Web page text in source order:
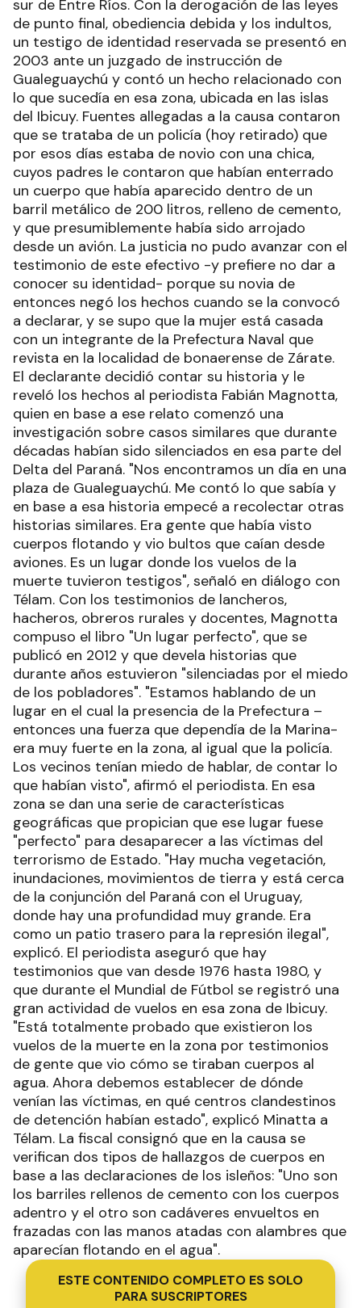
sur de Entre Ríos. Con la derogación de las leyes
de punto final, obediencia debida y los indultos,
un testigo de identidad reservada se presentó en
2003 ante un juzgado de instrucción de
Gualeguaychú y contó un hecho relacionado con
lo que sucedía en esa zona, ubicada en las islas
del Ibicuy. Fuentes allegadas a la causa contaron
que se trataba de un policía (hoy retirado) que
por esos días estaba de novio con una chica,
cuyos padres le contaron que habían enterrado
un cuerpo que había aparecido dentro de un
barril metálico de 200 litros, relleno de cemento,
y que presumiblemente había sido arrojado
desde un avión. La justicia no pudo avanzar con el
testimonio de este efectivo -y prefiere no dar a
conocer su identidad- porque su novia de
entonces negó los hechos cuando se la convocó
a declarar, y se supo que la mujer está casada
con un integrante de la Prefectura Naval que
revista en la localidad de bonaerense de Zárate.
El declarante decidió contar su historia y le
reveló los hechos al periodista Fabián Magnotta,
quien en base a ese relato comenzó una
investigación sobre casos similares que durante
décadas habían sido silenciados en esa parte del
Delta del Paraná. "Nos encontramos un día en una
plaza de Gualeguaychú. Me contó lo que sabía y
en base a esa historia empecé a recolectar otras
historias similares. Era gente que había visto
cuerpos flotando y vio bultos que caían desde
aviones. Es un lugar donde los vuelos de la
muerte tuvieron testigos", señaló en diálogo con
Télam. Con los testimonios de lancheros,
hacheros, obreros rurales y docentes, Magnotta
compuso el libro "Un lugar perfecto", que se
publicó en 2012 y que devela historias que
durante años estuvieron "silenciadas por el miedo
de los pobladores". "Estamos hablando de un
lugar en el cual la presencia de la Prefectura –
entonces una fuerza que dependía de la Marina-
era muy fuerte en la zona, al igual que la policía.
Los vecinos tenían miedo de hablar, de contar lo
que habían visto", afirmó el periodista. En esa
zona se dan una serie de características
geográficas que propician que ese lugar fuese
"perfecto" para desaparecer a las víctimas del
terrorismo de Estado. "Hay mucha vegetación,
inundaciones, movimientos de tierra y está cerca
de la conjunción del Paraná con el Uruguay,
donde hay una profundidad muy grande. Era
como un patio trasero para la represión ilegal",
explicó. El periodista aseguró que hay
testimonios que van desde 1976 hasta 1980, y
que durante el Mundial de Fútbol se registró una
gran actividad de vuelos en esa zona de Ibicuy.
"Está totalmente probado que existieron los
vuelos de la muerte en la zona por testimonios
de gente que vio cómo se tiraban cuerpos al
agua. Ahora debemos establecer de dónde
venían las víctimas, en qué centros clandestinos
de detención habían estado", explicó Minatta a
Télam. La fiscal consignó que en la causa se
verifican dos tipos de hallazgos de cuerpos en
base a las declaraciones de los isleños: "Uno son
los barriles rellenos de cemento con los cuerpos
adentro y el otro son cadáveres envueltos en
frazadas con las manos atadas con alambres que
aparecían flotando en el agua".
ESTE CONTENIDO COMPLETO ES SOLO
PARA SUSCRIPTORES